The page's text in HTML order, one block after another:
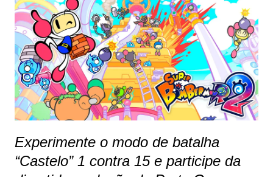
Experimente o modo de batalha
“Castelo” 1 contra 15 e participe da